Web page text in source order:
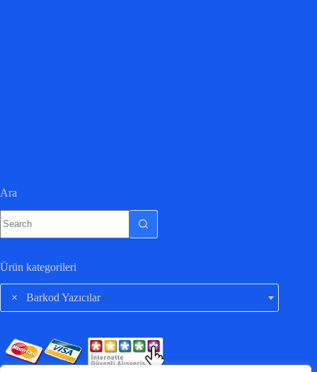
Ara
Ürün kategorileri
× Barkod Yazıcılar